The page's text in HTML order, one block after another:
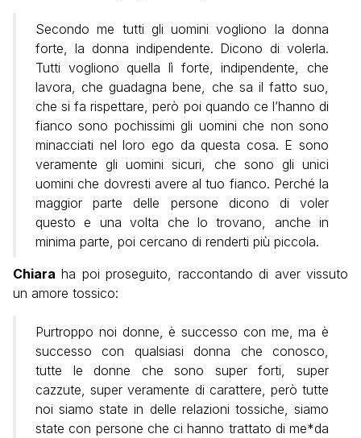
Secondo me tutti gli uomini vogliono la donna
forte, la donna indipendente. Dicono di volerla.
Tutti vogliono quella lì forte, indipendente, che
lavora, che guadagna bene, che sa il fatto suo,
che si fa rispettare, però poi quando ce l’hanno di
fianco sono pochissimi gli uomini che non sono
minacciati nel loro ego da questa cosa. E sono
veramente gli uomini sicuri, che sono gli unici
uomini che dovresti avere al tuo fianco. Perché la
maggior parte delle persone dicono di voler
questo e una volta che lo trovano, anche in
minima parte, poi cercano di renderti più piccola.
Chiara ha poi proseguito, raccontando di aver vissuto
un amore tossico:
Purtroppo noi donne, è successo con me, ma è
successo con qualsiasi donna che conosco,
tutte le donne che sono super forti, super
cazzute, super veramente di carattere, però tutte
noi siamo state in delle relazioni tossiche, siamo
state con persone che ci hanno trattato di me*da